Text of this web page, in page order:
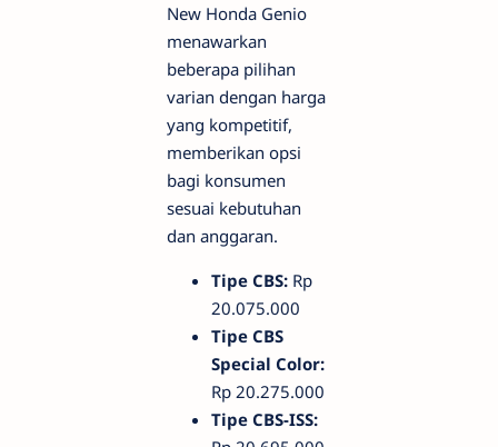
New Honda Genio
menawarkan
beberapa pilihan
varian dengan harga
yang kompetitif,
memberikan opsi
bagi konsumen
sesuai kebutuhan
dan anggaran.
Tipe CBS: Rp
20.075.000
Tipe CBS
Special Color:
Rp 20.275.000
Tipe CBS-ISS: